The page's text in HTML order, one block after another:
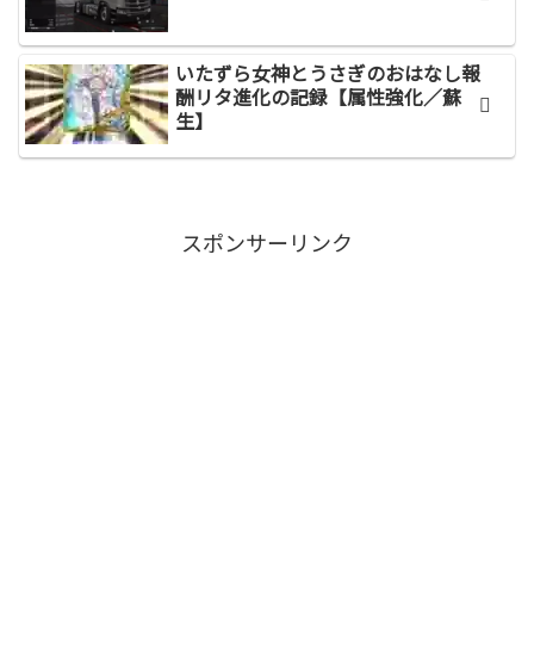
いたずら女神とうさぎのおはなし報
酬リタ進化の記録【属性強化／蘇
生】
スポンサーリンク